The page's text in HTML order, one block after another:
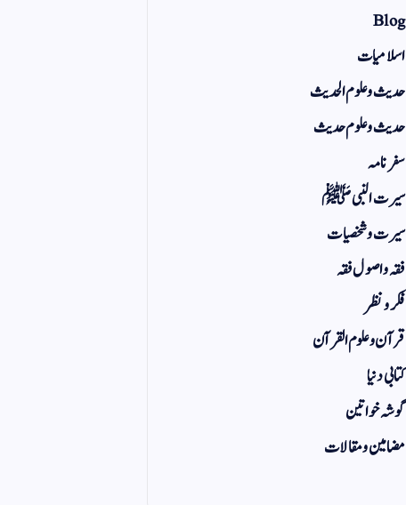
Blog
اسلامیات
حدیث و علوم الحدیث
حدیث و علوم حدیث
سفر نامہ
سیرت النبی ﷺ
سیرت و شخصیات
فقہ و اصول فقہ
فکر و نظر
قرآن و علوم القرآن
کتابی دنیا
گوشہ خواتین
مضامین و مقالات